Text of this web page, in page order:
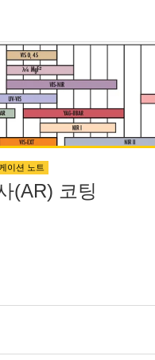
이션 노트
(AR) 코팅